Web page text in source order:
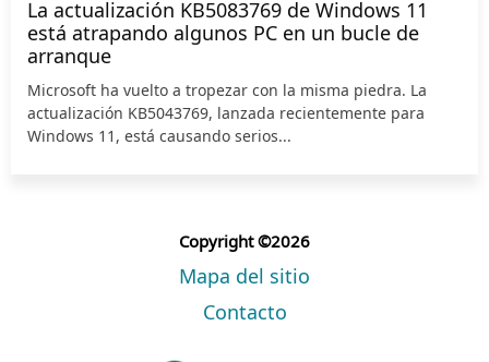
La actualización KB5083769 de Windows 11
está atrapando algunos PC en un bucle de
arranque
Microsoft ha vuelto a tropezar con la misma piedra. La
actualización KB5043769, lanzada recientemente para
Windows 11, está causando serios...
Copyright ©2026
Mapa del sitio
Contacto